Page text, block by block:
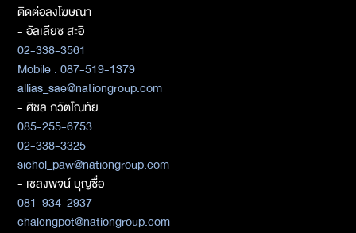
ติดต่อลงโฆษณา
- อัลเลียซ สะอิ
02-338-3561
Mobile : 087-519-1379
allias_sae@nationgroup.com
- ศิชล ภวัตโณทัย
085-255-6753
02-338-3325
sichol_paw@nationgroup.com
- เชลงพจน์ บุญซื่อ
081-934-2937
chalengpot@nationgroup.com